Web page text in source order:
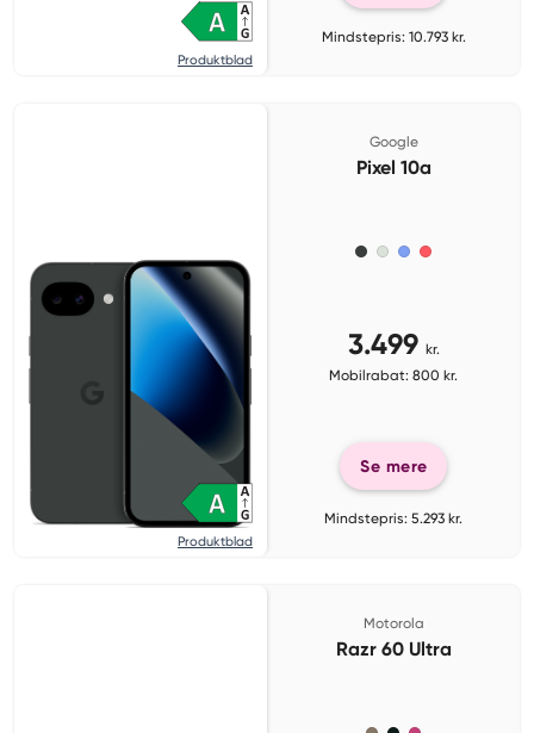
Produktblad
Mindstepris: 10.793 kr.
Produktblad
Google
Pixel 10a
3.499 kr.
Mobilrabat: 800 kr.
Se mere
Mindstepris: 5.293 kr.
Motorola
Razr 60 Ultra